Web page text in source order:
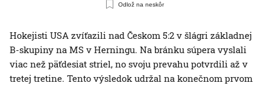
Odlož na neskôr
Hokejisti USA zvíťazili nad Českom 5:2 v šlágri základnej
B-skupiny na MS v Herningu. Na bránku súpera vyslali
viac než päťdesiat striel, no svoju prevahu potvrdili až v
tretej tretine. Tento výsledok udržal na konečnom prvom